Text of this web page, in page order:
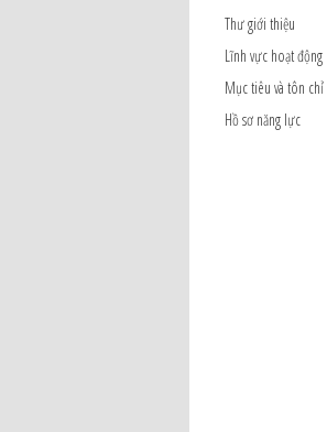
Thư giới thiệu
Lĩnh vực hoạt động
Mục tiêu và tôn
Hồ sơ năng lực